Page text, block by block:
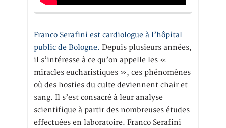
Franco Serafini est cardiologue à l’hôpital
public de Bologne. Depuis plusieurs années,
il s’intéresse à ce qu’on appelle les «
miracles eucharistiques », ces phénomènes
où des hosties du culte deviennent chair et
sang. Il s’est consacré à leur analyse
scientifique à partir des nombreuses études
effectuées en laboratoire. Franco Serafini